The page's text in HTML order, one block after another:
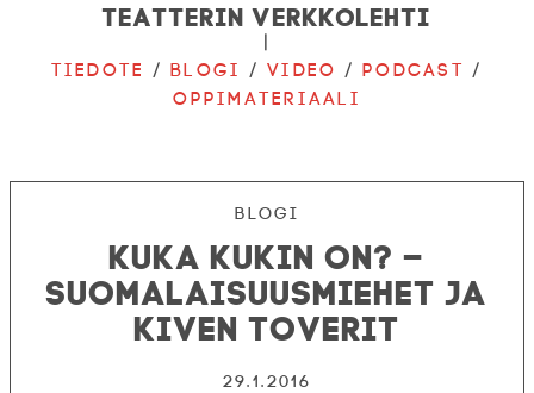
Teatterin verkkolehti
|
Tiedote /Blogi /Video /Podcast /
Oppimateriaali
Blogi
Kuka kukin on? –
Suomalaisuusmiehet ja
Kiven toverit
29.1.2016